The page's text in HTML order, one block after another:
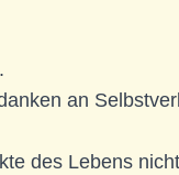
an
des Lebens